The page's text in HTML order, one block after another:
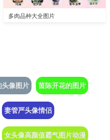
多肉品种大全图片
像图片 茵陈开花的图片
妻管严头像情侣
女头像高颜值霸气图片动漫